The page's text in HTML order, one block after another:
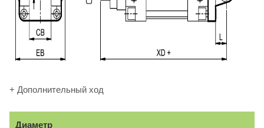
+ Дополнительный ход
Диаметр